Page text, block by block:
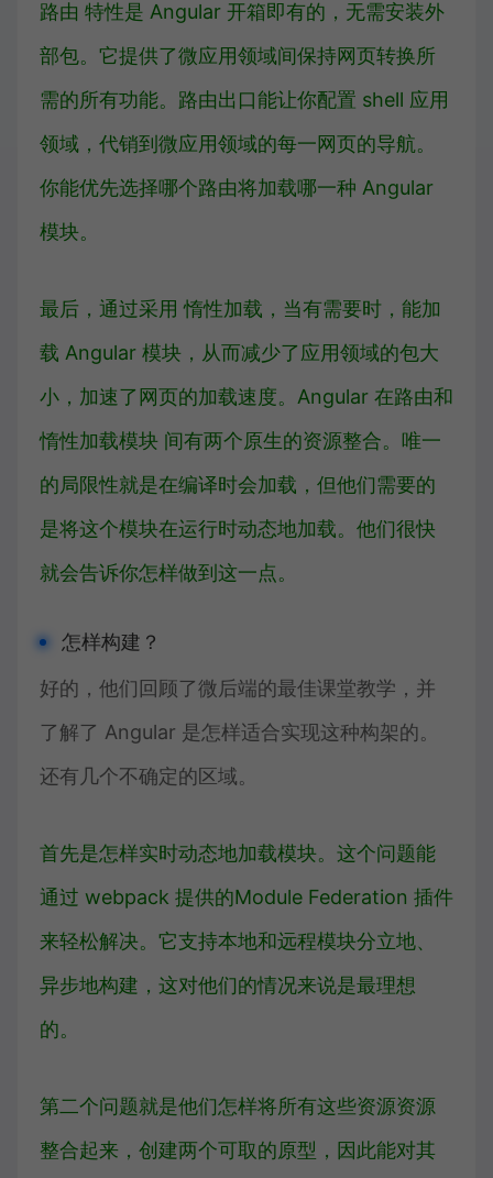
路由 特性是 Angular 开箱即有的，无需安装外
部包。它提供了微应用领域间保持网页转换所
需的所有功能。 路由出口能让你配置 shell 应用
领域，代销到微应用领域的每一网页的导航。
你能优先选择哪个路由将加载哪一种 Angular
模块。
最后，通过采用 惰性加载 ，当有需要时，能加
载 Angular 模块，从而减少了应用领域的包大
小，加速了网页的加载速度。Angular 在路由和
惰性加载模块 间有两个原生的资源整合。唯一
的局限性就是在编译时会加载，但他们需要的
是将这个模块在运行时动态地加载。他们很快
就会告诉你怎样做到这一点。
怎样构建？
好的，他们回顾了微后端的最佳课堂教学，并
了解了 Angular 是怎样适合实现这种构架的。
还有几个不确定的区域。
首先是怎样实时动态地加载模块。这个问题能
通过 webpack 提供的Module Federation 插件
来轻松解决。它支持本地和远程模块分立地、
异步地构建，这对他们的情况来说是最理想
的。
第二个问题就是他们怎样将所有这些资源资源
整合起来，创建两个可取的原型，因此能对其